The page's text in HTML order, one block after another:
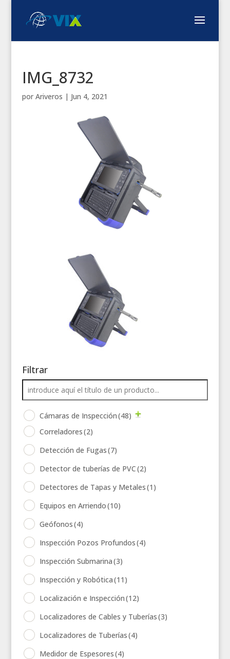
IMG_8732
por Ariveros | Jun 4, 2021
Filtrar
Cámaras de Inspección(48)
Correladores(2)
Detección de Fugas(7)
Detector de tuberías de PVC(2)
Detectores de Tapas y Metales(1)
Equipos en Arriendo(10)
Geófonos(4)
Inspección Pozos Profundos(4)
Inspección Submarina(3)
Inspección y Robótica(11)
Localización e Inspección(12)
Localizadores de Cables y Tuberías(3)
Localizadores de Tuberías(4)
Medidor de Espesores(4)